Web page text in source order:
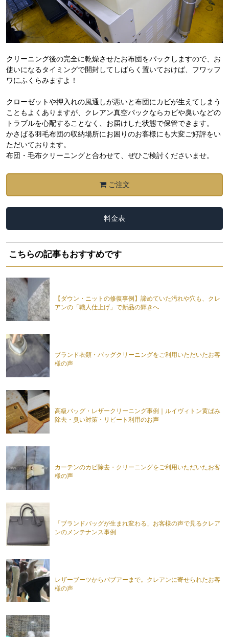
クリーニング後の完全に乾燥させたお布団をパックしますので、お
使いになるタイミングで開封してしばらく置いておけば、フワッフ
ワにふくらみますよ！
クローゼットや押入れの風通しが悪いと布団にカビが生えてしまう
こともよくありますが、クレアン真空パックならカビや臭いなどの
トラブルを心配することなく、お届けした状態で保管できます。
かさばる羽毛布団の収納場所にお困りのお客様にも大変ご好評をい
ただいております。
布団・毛布クリーニングと合わせて、ぜひご検討くださいませ。
ご注文
料金表
こちらの記事もおすすめです
【ダウン・ニットの修復事例】諦めていた汚れや穴も、クレ
アンの「職人仕上げ」で新品の輝きへ
ブランド衣類・バッグクリーニングをご利用いただいたお客
様の声
高級バッグ・レザークリーニング事例｜ルイヴィトン黄ばみ
除去・臭い対策・リピート利用のお声
カーテンのカビ除去・クリーニングをご利用いただいたお客
様の声
「ブランドバッグが生まれ変わる」お客様の声で見るクレア
ンのメンテナンス事例
レザーブーツからバブアーまで。クレアンに寄せられたお客
様の声